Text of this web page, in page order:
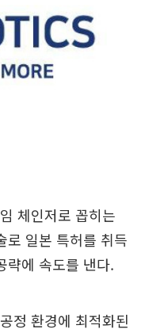
체인저로 꼽히는
로 일본 특허를 취득
략에 속도를 낸다.
정 환경에 최적화된